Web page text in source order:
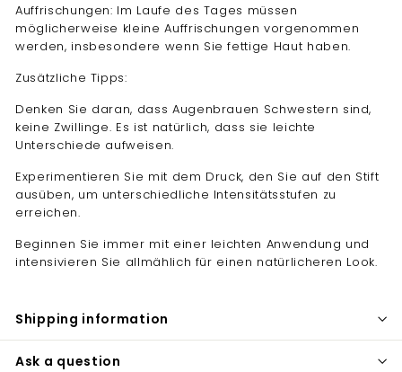
Auffrischungen: Im Laufe des Tages müssen
möglicherweise kleine Auffrischungen vorgenommen
werden, insbesondere wenn Sie fettige Haut haben.
Zusätzliche Tipps:
Denken Sie daran, dass Augenbrauen Schwestern sind,
keine Zwillinge. Es ist natürlich, dass sie leichte
Unterschiede aufweisen.
Experimentieren Sie mit dem Druck, den Sie auf den Stift
ausüben, um unterschiedliche Intensitätsstufen zu
erreichen.
Beginnen Sie immer mit einer leichten Anwendung und
intensivieren Sie allmählich für einen natürlicheren Look.
Shipping information
Ask a question